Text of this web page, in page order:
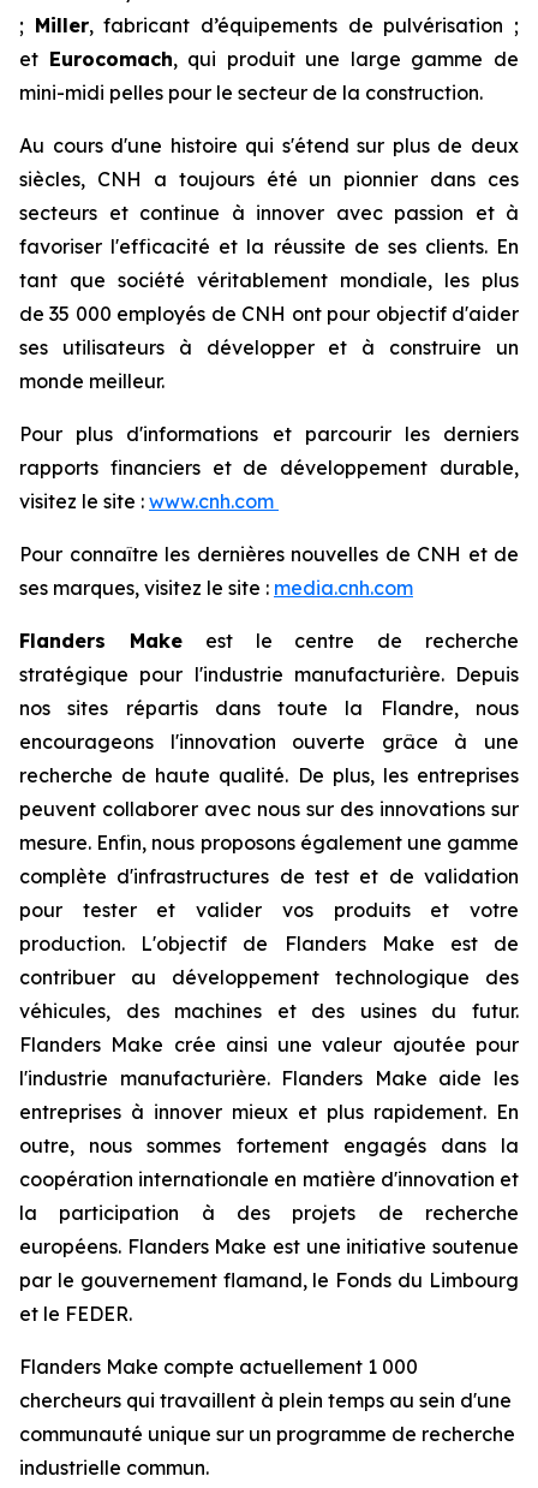
; Miller, fabricant d’équipements de pulvérisation ;
et Eurocomach, qui produit une large gamme de
mini-midi pelles pour le secteur de la construction.
Au cours d'une histoire qui s'étend sur plus de deux
siècles, CNH a toujours été un pionnier dans ces
secteurs et continue à innover avec passion et à
favoriser l'efficacité et la réussite de ses clients. En
tant que société véritablement mondiale, les plus
de 35 000 employés de CNH ont pour objectif d'aider
ses utilisateurs à développer et à construire un
monde meilleur.
Pour plus d'informations et parcourir les derniers
rapports financiers et de développement durable,
visitez le site : www.cnh.com
Pour connaître les dernières nouvelles de CNH et de
ses marques, visitez le site : media.cnh.com
Flanders Makeest le centre de recherche
stratégique pour l'industrie manufacturière. Depuis
nos sites répartis dans toute la Flandre, nous
encourageons l'innovation ouverte grâce à une
recherche de haute qualité. De plus, les entreprises
peuvent collaborer avec nous sur des innovations sur
mesure. Enfin, nous proposons également une gamme
complète d'infrastructures de test et de validation
pour tester et valider vos produits et votre
production. L'objectif de Flanders Make est de
contribuer au développement technologique des
véhicules, des machines et des usines du futur.
Flanders Make crée ainsi une valeur ajoutée pour
l'industrie manufacturière. Flanders Make aide les
entreprises à innover mieux et plus rapidement. En
outre, nous sommes fortement engagés dans la
coopération internationale en matière d'innovation et
la participation à des projets de recherche
européens. Flanders Make est une initiative soutenue
par le gouvernement flamand, le Fonds du Limbourg
et le FEDER.
Flanders Make compte actuellement 1 000
chercheurs qui travaillent à plein temps au sein d'une
communauté unique sur un programme de recherche
industrielle commun.